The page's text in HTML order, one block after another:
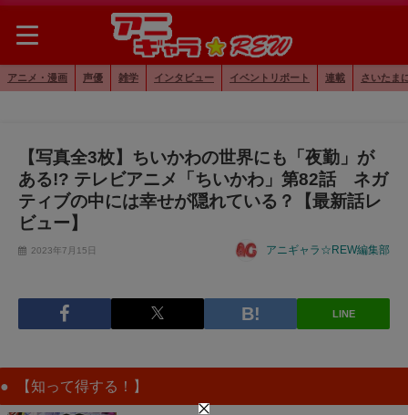
アニメ・漫画 声優 雑学 インタビュー イベントリポート 連載 さいたま
【写真全3枚】ちいかわの世界にも「夜勤」が
ある!? テレビアニメ「ちいかわ」第82話 ネガ
ティブの中には幸せが隠れている？【最新話レ
ビュー】
2023年7月15日 アニギャラ☆REW編集部
LINE
【知って得する！】